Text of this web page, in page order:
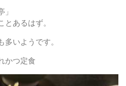
あるはず。
いようです。
かつ定食